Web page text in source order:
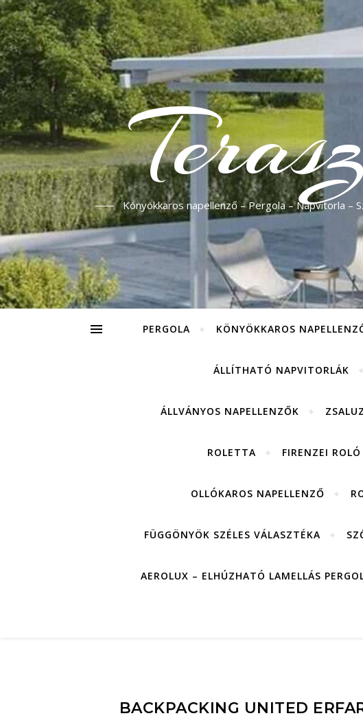
Könyökkaros napellenző – Pergola – Napvitorla –
PERGOLA KÖNYÖKKAROS
ÁLLÍTHATÓ NAPVITORLÁK
ÁLLVÁNYOS NAPELLENZŐK
ROLETTA FIRENZEI ROLÓ
OLLÓKAROS NAPELLENZŐ
FÜGGÖNYÖK SZÉLES VÁLASZTÉKA
AEROLUX – ELHÚZHATÓ LAMELLÁS
BACKPACKING UNITED